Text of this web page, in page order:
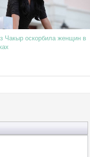
Чакыр оскорбила женщин в